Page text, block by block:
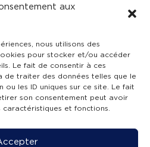
aux
nous utilisons des
pour stocker et/ou accéder
Le fait de consentir à ces
de traiter des données telles que le
les ID uniques sur ce site. Le fait
son consentement peut avoir
et fonctions.
GRATUITEMENT
TVBA !
NOUS !
-Accessibilité